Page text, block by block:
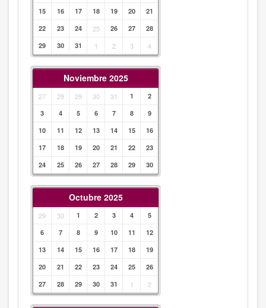
15
16 17 18 19 20
21
22
23 24 25 26 27
28
29
30 31 1 2 3 4
Noviembre 2025
27 29 29 30 31 1
2
3
4 5 6 7 8
9
10
11 12 13 14 15
16
17
18 19 20 21 22
23
24
25 26 27 28 29 30
Octubre 2025
29 30 1 2 3 4
5
6
7 8 9 10 11
12
13
14 15 16 17 18
19
20
21 22 23 24 25
26
27
28 29 30 31 1 2